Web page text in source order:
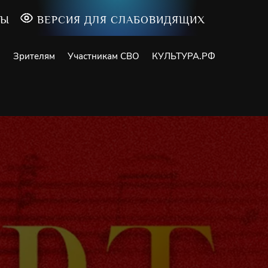
ВЕРСИЯ ДЛЯ СЛАБОВИДЯЩИХ
Зрителям Участникам СВО КУЛЬТУРА.РФ